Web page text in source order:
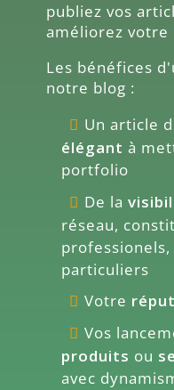
publiez vos
améliorez
Les bénéfices
notre blog :
Un article
élégant à
portfolio
De la
réseau,
particuliers
Votre
Vos
produits ou
avec